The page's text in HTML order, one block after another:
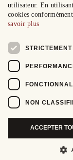
utilisateur. En
cookies
savoir plus
NON
ACCEPTER